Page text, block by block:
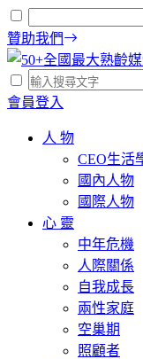
贊助我們
會員登入
人 物
CEO生活
國內人物
國際人物
心 靈
中年危機
人際關係
自我成長
兩性家庭
空巢期
照顧者